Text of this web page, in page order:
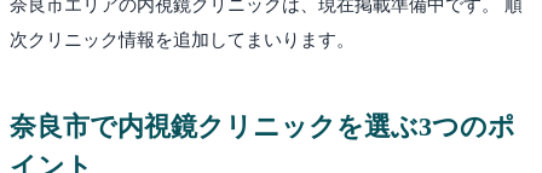
奈良市エリアの内視鏡クリニックは、現在掲載準備中です。 順
次クリニック情報を追加してまいります。
奈良市で内視鏡クリニックを選ぶ3つのポ
イント